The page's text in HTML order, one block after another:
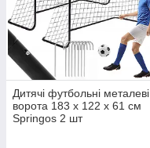
Дитячі футбольні металеві
ворота 183 х 122 х 61 см
Springos 2 шт